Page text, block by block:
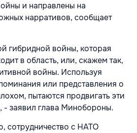
и направлены на
нарративов, сообщает
гибридной войны, которая
в область, или, скажем так,
войны. Используя
или представления о
пытаются продвигать эти
заявил глава Минобороны.
сотрудничество с НАТО